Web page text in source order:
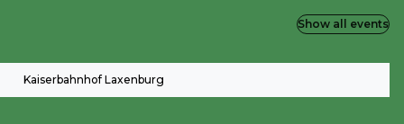
Kaiserbahnhof Laxenburg
Show all events